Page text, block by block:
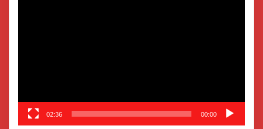
00:00
02:36